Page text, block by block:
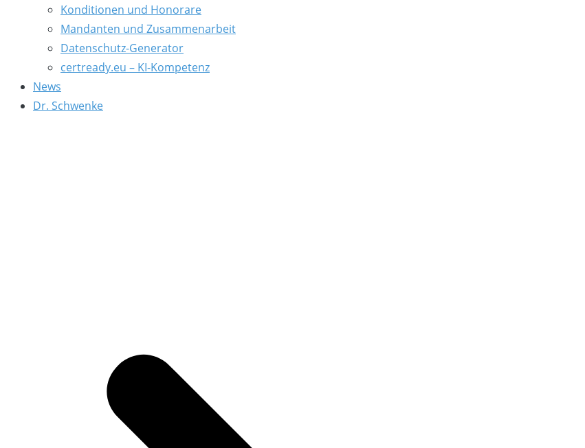
Konditionen und Honorare
Mandanten und Zusammenarbeit
Datenschutz-Generator
certready.eu – KI-Kompetenz
News
Dr. Schwenke